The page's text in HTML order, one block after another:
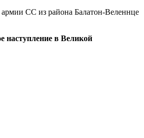
СС из района Балатон-Веленнце
наступление в Великой